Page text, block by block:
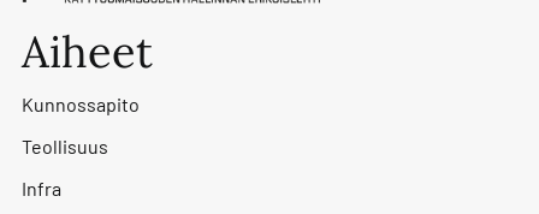
Aiheet
Kunnossapito
Teollisuus
Infra